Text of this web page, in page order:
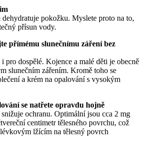
pokožku. Myslete proto na to,
přísun vody.
přímému slunečnímu záření bez
pro dospělé. Kojence a malé děti je obecně
slunečním zářením. Kromě toho se
a krém na opalování s vysokým
se natřete opravdu hojně
ochranu. Optimální jsou cca 2 mg
centimetr tělesného povrchu, což
lžícím na tělesný povrch